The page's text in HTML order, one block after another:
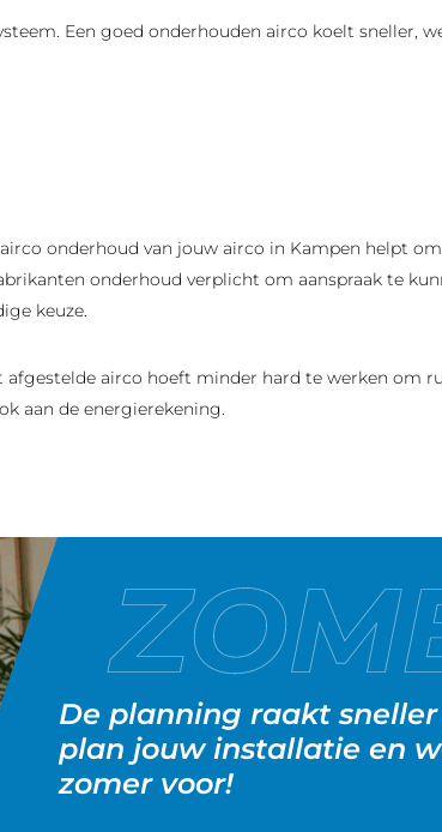
Een goed onderhouden airco koelt sneller,
onderhoud van jouw airco in Kampen helpt
onderhoud verplicht om aanspraak te
keuze.
afgestelde airco hoeft minder hard te werken om
aan de energierekening.
De planning raakt sneller
plan jouw installatie en
zomer voor!